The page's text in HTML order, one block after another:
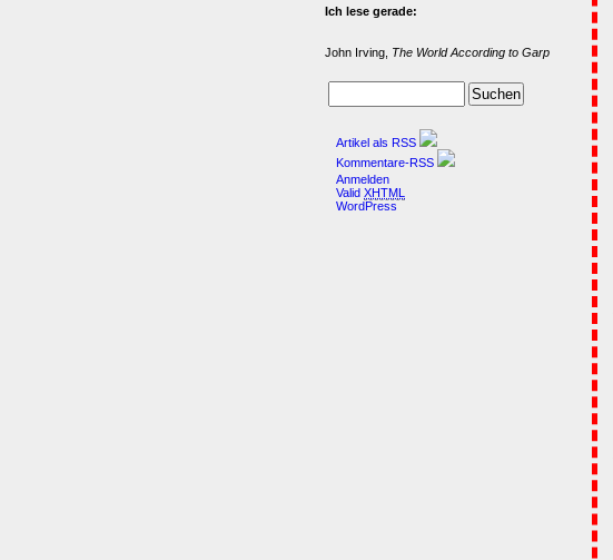
Ich lese gerade:
John Irving, The World According to Garp
Artikel als RSS
Kommentare-RSS
Anmelden
Valid XHTML
WordPress